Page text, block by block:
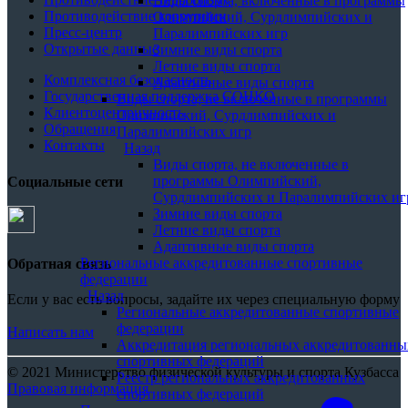
Олимпийский, Сурдлимпийских и
Паралимпийских игр
Зимние виды спорта
Летние виды спорта
Адаптивные виды спорта
Виды спорта, не включенные в программы
Олимпийский, Сурдлимпийских и
Паралимпийских игр
Назад
Виды спорта, не включенные в
программы Олимпийский,
Сурдлимпийских и Паралимпийских
Зимние виды спорта
Летние виды спорта
Адаптивные виды спорта
Региональные аккредитованные спортивные
федерации
Назад
Региональные аккредитованные спортивные
федерации
Аккредитация региональных
спортивных федераций
Реестр региональных аккредитованных
спортивных федераций
Противодействие коррупции
Пресс-центр
Открытые данные
Комплексная безопасность
Государственная поддержка СОНКО
Клиентоцентричность
Обращения
Контакты
Социальные сети
Обратная связь
Если у вас есть вопросы, задайте их через специальную форму
Написать нам
© 2021 Министерство физической культуры и спорта Кузбасса
Правовая информация